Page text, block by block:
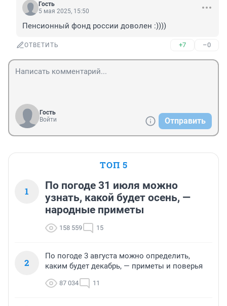
Гость
5 мая 2025, 15:50
Пенсионный фонд россии доволен :))))
ОТВЕТИТЬ +7 –0
Гость
Войти
Отправить
ТОП 5
1
По погоде 31 июля можно
узнать, какой будет осень, —
народные приметы
158 559 15
2
По погоде 3 августа можно определить,
каким будет декабрь, — приметы и поверья
87 034 11